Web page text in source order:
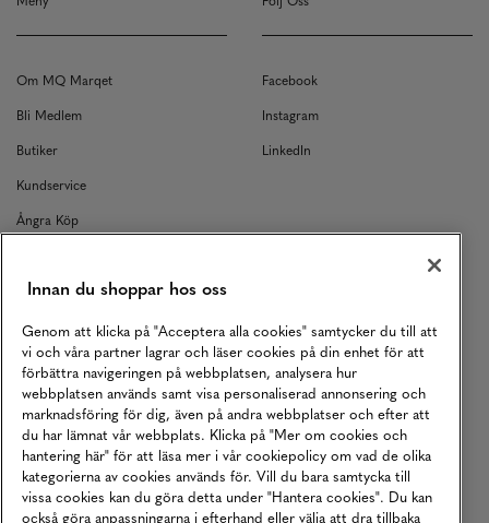
Om MQ Marqet
Bli Medlem
Butiker
Kundservice
Ångra Köp
Returer
Köpvillkor
Karriär
Vårt Ansvar
Våra Tjänster
Press
Studentrabatt
Facebook
Instagram
LinkedIn
Innan du shoppar hos oss
Genom att klicka på "Acceptera alla cookies" samtycker du till att
vi och våra partner lagrar och läser cookies på din enhet för att
förbättra navigeringen på webbplatsen, analysera hur
webbplatsen används samt visa personaliserad annonsering och
marknadsföring för dig, även på andra webbplatser och efter att
du har lämnat vår webbplats. Klicka på "Mer om cookies och
hantering här" för att läsa mer i vår cookiepolicy om vad de olika
kategorierna av cookies används för. Vill du bara samtycka till
vissa cookies kan du göra detta under "Hantera cookies". Du kan
också göra anpassningarna i efterhand eller välja att dra tillbaka